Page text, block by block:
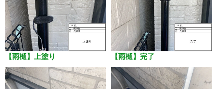
【雨樋】上塗り 【雨樋】完了